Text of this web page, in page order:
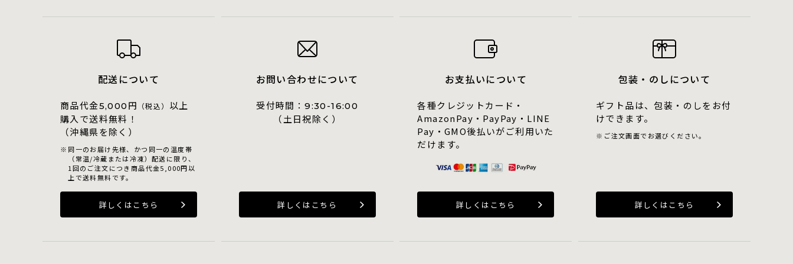
配送について
商品代金5,000 円 （税込） 以上
購入で送料無料！
（沖縄県を除く）
同一のお届け先様、かつ同一の温度帯
（常温/冷蔵または冷凍）配送に限り、
1回のご注文につき商品代金5,000円以
上で送料無料です。
詳しくはこちら
お問い合わせについて
受付時間：9:30-16:00
（土日祝除く）
詳しくはこちら
お支払いについて
各種クレジットカード・
AmazonPay・PayPay・LINE
Pay・GMO後払いがご利用いた
だけます。
詳しくはこちら
包装・のしについて
ギフト品は、包装・のしをお付
けできます。
ご注文画面でお選びください。
詳しくはこちら